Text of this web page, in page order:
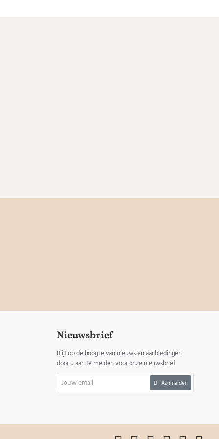
Nieuwsbrief
Blijf op de hoogte van nieuws en aanbiedingen
door u aan te melden voor onze nieuwsbrief
email
Aanmelden